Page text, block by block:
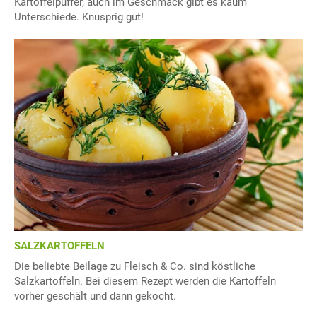
Unterschiede. Knusprig gut!
SALZKARTOFFELN
Die beliebte Beilage zu Fleisch & Co. sind köstliche
Salzkartoffeln. Bei diesem Rezept werden die Kartoffeln
vorher geschält und dann gekocht.